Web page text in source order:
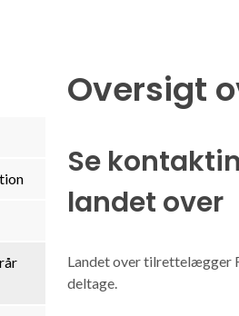
Oversigt
Se
landet over
Landet over tilrettelægger
deltage.